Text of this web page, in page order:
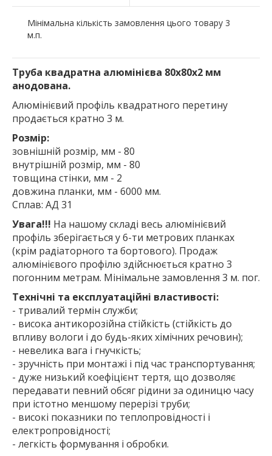
Мінімальна кількість замовлення цього товару 3
м.п.
Труба квадратна алюмінієва 80х80х2 мм
анодована.
Алюмінієвий профіль квадратного перетину
продається кратно 3 м.
Розмір:
зовнішній розмір, мм - 80
внутрішній розмір, мм - 80
товщина стінки, мм - 2
довжина планки, мм - 6000 мм.
Сплав: АД 31
Увага!!! На нашому складі весь алюмінієвий
профіль зберігається у 6-ти метрових планках
(крім радіаторного та бортового). Продаж
алюмінієвого профілю здійснюється кратно 3
погонним метрам. Мінімальне замовлення 3 м. пог.
Технічні та експлуатаційні властивості:
- тривалий термін служби;
- висока антикорозійна стійкість (стійкість до
впливу вологи і до будь-яких хімічних речовин);
- невелика вага і гнучкість;
- зручність при монтажі і під час транспортування;
- дуже низький коефіцієнт тертя, що дозволяє
передавати певний обсяг рідини за одиницю часу
при істотно меншому перерізі труби;
- високі показники по теплопровідності і
електропровідності;
- легкість формування і обробки.